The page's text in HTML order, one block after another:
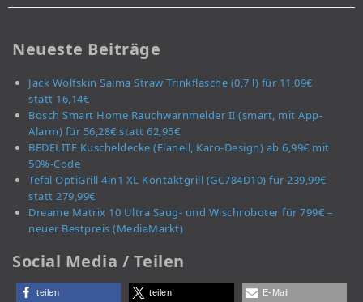
Neueste Beiträge
Jack Wolfskin Saima Straw Trinkflasche (0,7 l) für 11,09€
statt 16,14€
Bosch Smart Home Rauchwarnmelder II (smart, mit App-
Alarm) für 56,28€ statt 62,95€
BEDELITE Kuscheldecke (Flanell, Karo-Design) ab 6,99€ mit
50%-Code
Tefal OptiGrill 4in1 XL Kontaktgrill (GC784D10) für 239,99€
statt 279,99€
Dreame Matrix 10 Ultra Saug- und Wischroboter für 799€ –
neuer Bestpreis (MediaMarkt)
Social Media / Teilen
teilen teilen E-Mail